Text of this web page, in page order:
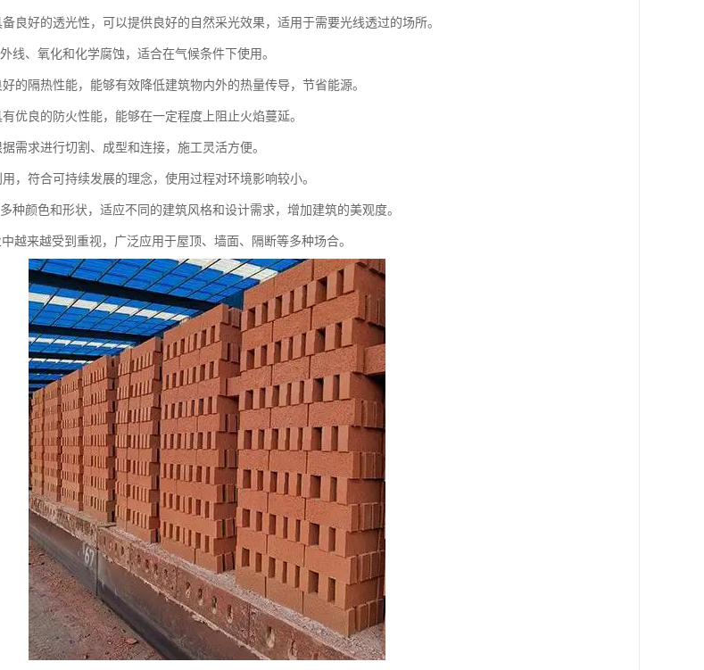
良好的透光性，可以提供良好的自然采光效果，适用于需要光线透过的场所。
线、氧化和化学腐蚀，适合在气候条件下使用。
的隔热性能，能够有效降低建筑物内外的热量传导，节省能源。
优良的防火性能，能够在一定程度上阻止火焰蔓延。
需求进行切割、成型和连接，施工灵活方便。
，符合可持续发展的理念，使用过程对环境影响较小。
种颜色和形状，适应不同的建筑风格和设计需求，增加建筑的美观度。
越来越受到重视，广泛应用于屋顶、墙面、隔断等多种场合。